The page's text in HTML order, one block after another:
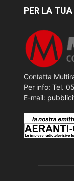
PER LA
Contatta
Per info: Tel.
E-mail: